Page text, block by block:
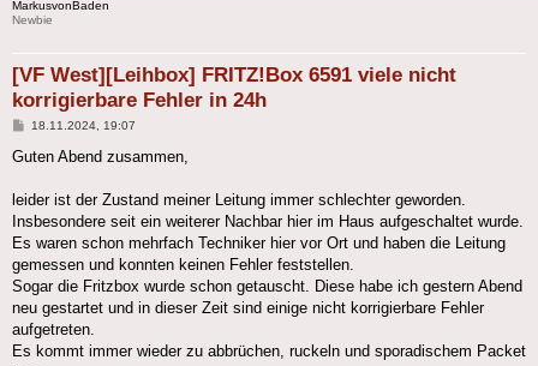
MarkusvonBaden
Newbie
[VF West][Leihbox] FRITZ!Box 6591 viele nicht
korrigierbare Fehler in 24h
Beitrag
18.11.2024, 19:07
Guten Abend zusammen,
leider ist der Zustand meiner Leitung immer schlechter geworden.
Insbesondere seit ein weiterer Nachbar hier im Haus aufgeschaltet wurde.
Es waren schon mehrfach Techniker hier vor Ort und haben die Leitung
gemessen und konnten keinen Fehler feststellen.
Sogar die Fritzbox wurde schon getauscht. Diese habe ich gestern Abend
neu gestartet und in dieser Zeit sind einige nicht korrigierbare Fehler
aufgetreten.
Es kommt immer wieder zu abbrüchen, ruckeln und sporadischem Packet